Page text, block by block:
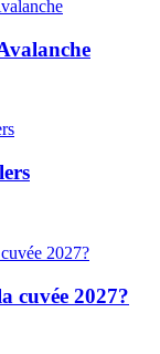
cuvée 2027?